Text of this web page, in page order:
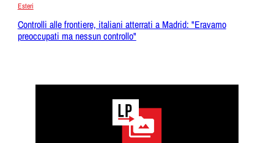
Esteri
Controlli alle frontiere, italiani atterrati a Madrid: "Eravamo
preoccupati ma nessun controllo"